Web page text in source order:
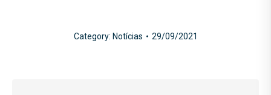
Category: Notícias 29/09/2021